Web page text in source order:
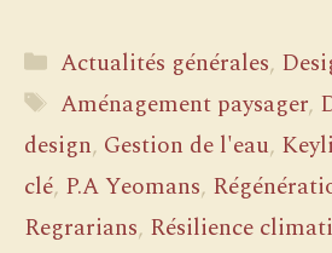
Catégories
Actualités générales,
Étiquettes
Aménagement paysager,
design, Gestion de l'eau,
clé, P.A Yeomans,
Regrarians, Résilience